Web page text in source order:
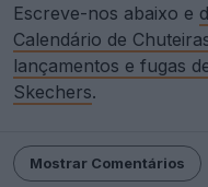
Escreve-nos abaixo e
Calendário de
lançamentos e fugas
Skechers.
Mostrar Comentários